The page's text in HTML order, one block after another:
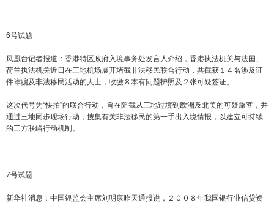
6号试题
凤凰台记者报道：香港特区政府入境事务处发言人介绍，香港执法机关与法国、
荷兰执法机关近日在三地机场展开堵截非法移民联合行动，共截获１４名涉及证
件诈骗及非法移民活动的人士，收缴８本有问题护照及２张可疑签证。
这次代号为“快拍”的联合行动，旨在阻截从三地过境到欧洲及北美的可疑旅客，并
通过三地同步现场行动，搜集有关非法移民的第一手出入境情报，以建立可持续
的三方联络行动机制。
7号试题
新华社消息：中国银监会主席刘明康昨天通报说，２００８年我国银行业信贷资